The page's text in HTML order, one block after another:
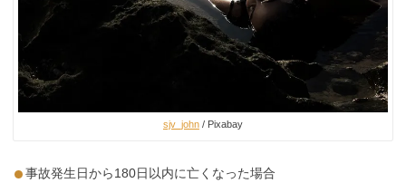
sjv_john / Pixabay
事故発生日から180日以内に亡くなった場合